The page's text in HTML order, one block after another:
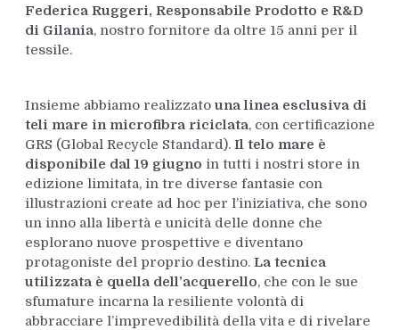
Federica Ruggeri, Responsabile Prodotto e R&D
di Gilania, nostro fornitore da oltre 15 anni per il
tessile.
Insieme abbiamo realizzato una linea esclusiva di
teli mare in microfibra riciclata, con certificazione
GRS (Global Recycle Standard). Il telo mare è
disponibile dal 19 giugno in tutti i nostri store in
edizione limitata, in tre diverse fantasie con
illustrazioni create ad hoc per l’iniziativa, che sono
un inno alla libertà e unicità delle donne che
esplorano nuove prospettive e diventano
protagoniste del proprio destino. La tecnica
utilizzata è quella dell’acquerello, che con le sue
sfumature incarna la resiliente volontà di
abbracciare l’imprevedibilità della vita e di rivelare